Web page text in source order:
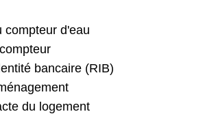
compteur d'eau
bancaire (RIB)
du logement